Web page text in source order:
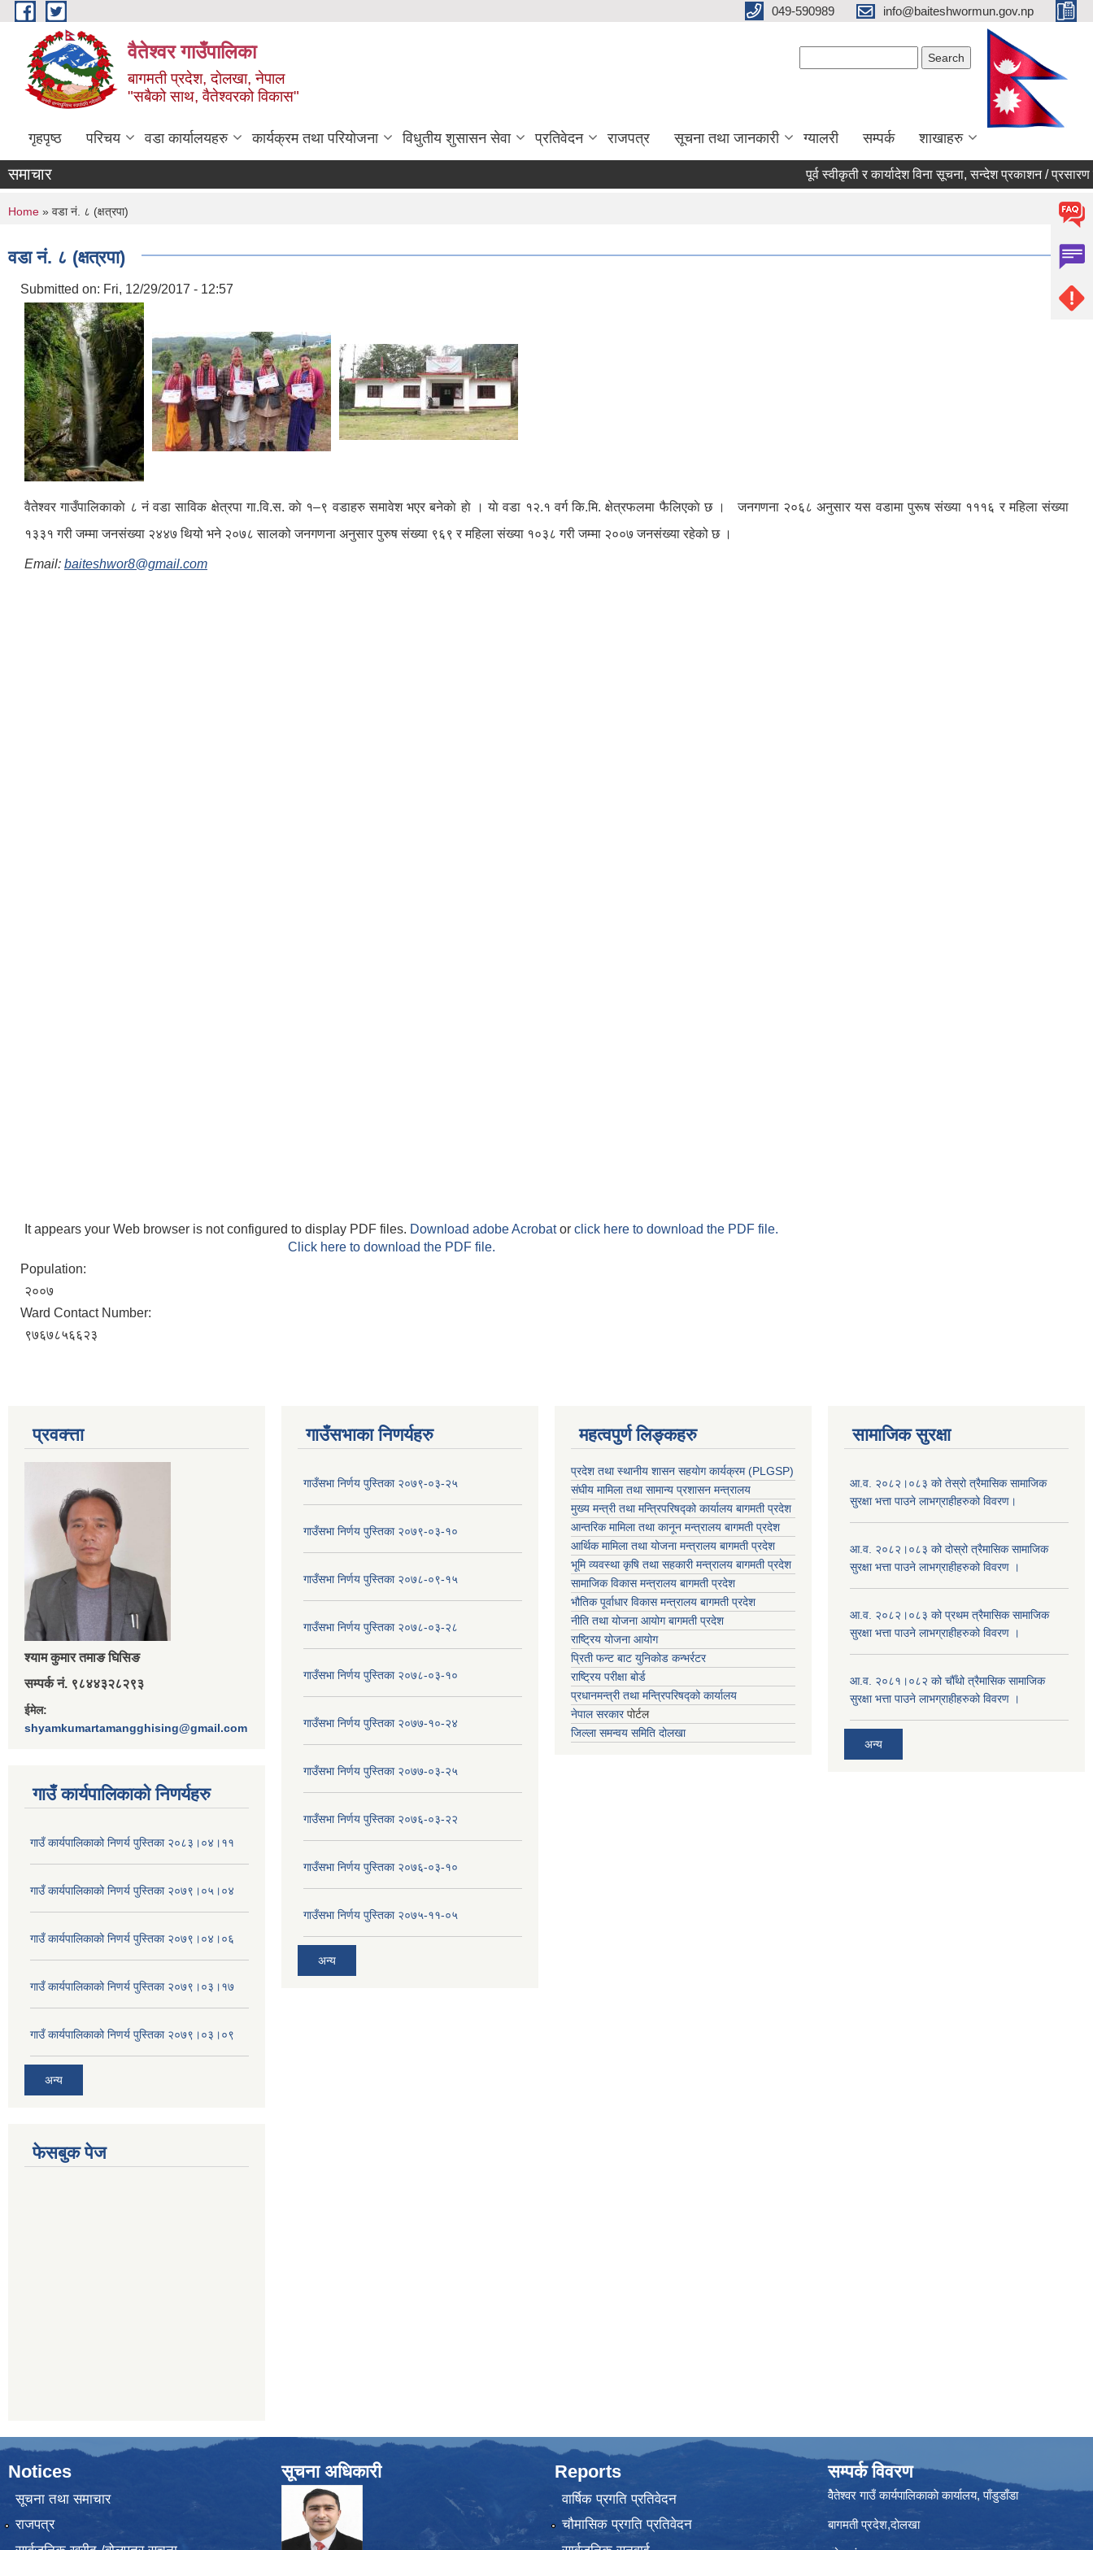
Skip to main content 049-590989 info@baiteshwormun.gov.np
वैतेश्वर गाउँपालिका
बागमती प्रदेश, दाेलखा, नेपाल
"सबैको साथ, वैतेश्वरको विकास"
गृहपृष्ठ परिचय वडा कार्यालयहरु कार्यक्रम तथा परियोजना विधुतीय शुसासन सेवा प्रतिवेदन राजपत्र सूचना तथा जानकारी ग्यालरी सम्पर्क शाखाहरु
समाचार पूर्व स्वीकृती र कार्यादेश विना सूचना, सन्देश प्रकाशन / प्रसारण नगर्ने
You are here
Home » वडा नं. ८ (क्षत्रपा)
वडा नं. ८ (क्षत्रपा)
Submitted on: Fri, 12/29/2017 - 12:57
वैतेश्वर गाउँपालिकाकाे ८ नं वडा साविक क्षेत्रपा गा.वि.स. काे १–९ वडाहरु समावेश भएर बनेकाे हाे । याे वडा १२.१ वर्ग कि.मि. क्षेत्रफलमा फैलिएकाे छ ।
जनगणना २०६८ अनुसार यस वडामा पुरूष संख्या १११६ र महिला संख्या
१३३१ गरी जम्मा जनसंख्या २४४७ थियो भने २०७८ सालको जनगणना अनुसार पुरुष संख्या ९६९ र महिला संख्या १०३८ गरी जम्मा २००७ जनसंख्या रहेको छ ।
Email: baiteshwor8@gmail.com
It appears your Web browser is not configured to display PDF files. Download adobe Acrobator click here to download the PDF file.
Click here to download the PDF file.
Population:
२००७
Ward Contact Number:
९७६७८५६६२३
प्रवक्त्ता
श्‍याम कुमार तमाङ घिसिङ
सम्पर्क नं. ९८४४३२८२९३
ईमेल:
shyamkumartamangghising@gmail.com
गाउँ कार्यपालिकाकाे निणर्यहरु
गाउँ कार्यपालिकाको निणर्य पुस्तिका २०८३।०४।११
गाउँ कार्यपालिकाको निणर्य पुस्तिका २०७९।०५।०४
गाउँ कार्यपालिकाको निणर्य पुस्तिका २०७९।०४।०६
गाउँ कार्यपालिकाको निणर्य पुस्तिका २०७९।०३।१७
गाउँ कार्यपालिकाको निणर्य पुस्तिका २०७९।०३।०९
अन्य
गाउँसभाका निणर्यहरु
गाउँसभा निर्णय पुस्तिका २०७९-०३-२५
गाउँसभा निर्णय पुस्तिका २०७९-०३-१०
गाउँसभा निर्णय पुस्तिका २०७८-०९-१५
गाउँसभा निर्णय पुस्तिका २०७८-०३-२८
गाउँसभा निर्णय पुस्तिका २०७८-०३-१०
गाउँसभा निर्णय पुस्तिका २०७७-१०-२४
गाउँसभा निर्णय पुस्तिका २०७७-०३-२५
गाउँसभा निर्णय पुस्तिका २०७६-०३-२२
गाउँसभा निर्णय पुस्तिका २०७६-०३-१०
गाउँसभा निर्णय पुस्तिका २०७५-११-०५
अन्य
महत्वपुर्ण लिङ्कहरु
प्रदेश तथा स्थानीय शासन सहयाेग कार्यक्रम (PLGSP)
संघीय मामिला तथा सामान्य प्रशासन मन्त्रालय
मुख्य मन्त्री तथा मन्त्रिपरिषद्को कार्यालय बागमती प्रदेश
आन्तरिक मामिला तथा कानून मन्त्रालय बागमती प्रदेश
आर्थिक मामिला तथा योजना मन्त्रालय बागमती प्रदेश
भूमि व्यवस्था कृषि तथा सहकारी मन्त्रालय बागमती प्रदेश
सामाजिक विकास मन्त्रालय बागमती प्रदेश
भौतिक पूर्वाधार विकास मन्त्रालय बागमती प्रदेश
नीति तथा योजना आयोग बागमती प्रदेश
राष्ट्रिय योजना आयोग
प्रिती फन्ट बाट युनिकोड कन्भर्रटर
राष्ट्रिय परीक्षा बोर्ड
प्रधानमन्त्री तथा मन्त्रिपरिषद्को कार्यालय
नेपाल सरकारपोर्टल
जिल्ला समन्वय समिति दोलखा
सामाजिक सुरक्षा
आ.व. २०८२।०८३ को तेस्रो त्रैमासिक सामाजिक
सुरक्षा भत्ता पाउने लाभग्राहीहरुको विवरण।
आ.व. २०८२।०८३ को दोस्रो त्रैमासिक सामाजिक
सुरक्षा भत्ता पाउने लाभग्राहीहरुको विवरण ।
आ.व. २०८२।०८३ को प्रथम त्रैमासिक सामाजिक
सुरक्षा भत्ता पाउने लाभग्राहीहरुको विवरण ।
आ.व. २०८१।०८२ को चौँथो त्रैमासिक सामाजिक
सुरक्षा भत्ता पाउने लाभग्राहीहरुको विवरण ।
अन्य
फेसबुक पेज
Notices
सूचना तथा समाचार
राजपत्र
सूचना अधिकारी Reports
वार्षिक प्रगति प्रतिवेदन
चौमासिक प्रगति प्रतिवेदन
सम्पर्क विवरण
वैेतेश्वर गाउँ कार्यपालिकाकाे कार्यालय, पाँडुडाँडा
बागमती‌ प्रदेश,दाेलखा